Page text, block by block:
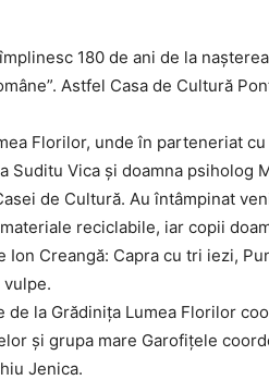
180 de ani de la
Astfel Casa de Cultură
Florilor, unde în parteneriat
Suditu Vica și doamna psiholog
de Cultură. Au întâmpinat
reciclabile, iar copii
Ion Creangă: Capra cu tri iezi,
vulpe.
de la Grădinița Lumea Florilor
și grupa mare Garofițele
Jenica.